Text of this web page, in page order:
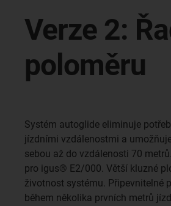
Verze 2:
poloměru
Systém autoglide eliminuje
jízdními vzdálenostmi a
sebou až do vzdálenosti 70
pro igus® E2/000. Větší kluzné
životnost systému. Připevnitelné
během několika prvních metrů